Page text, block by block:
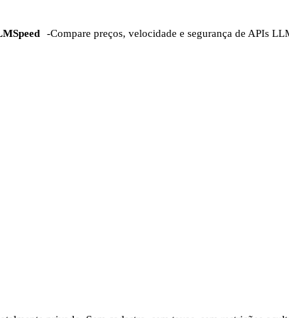
-Compare preços, velocidade e segurança de APIs